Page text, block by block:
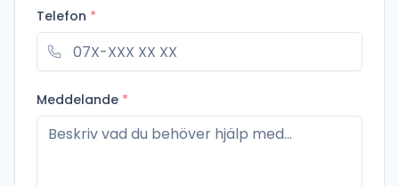
Telefon *
Meddelande *